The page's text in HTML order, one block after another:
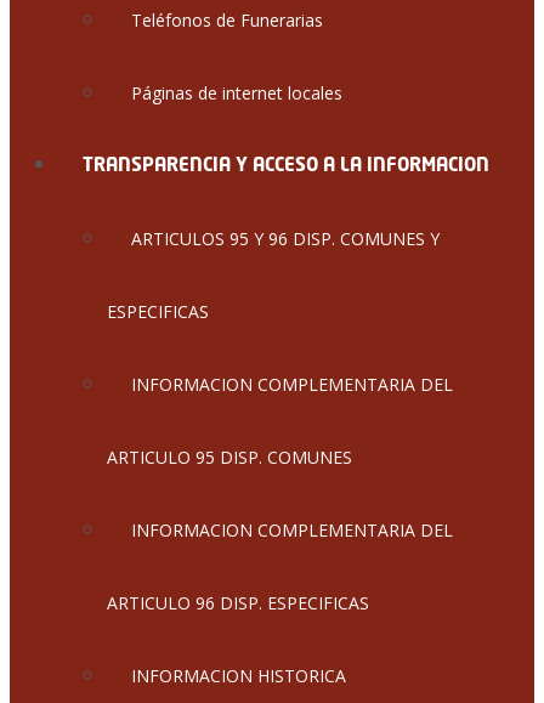
Teléfonos de Funerarias
Páginas de internet locales
TRANSPARENCIA Y ACCESO A LA INFORMACION
ARTICULOS 95 Y 96 DISP. COMUNES Y
ESPECIFICAS
INFORMACION COMPLEMENTARIA DEL
ARTICULO 95 DISP. COMUNES
INFORMACION COMPLEMENTARIA DEL
ARTICULO 96 DISP. ESPECIFICAS
INFORMACION HISTORICA